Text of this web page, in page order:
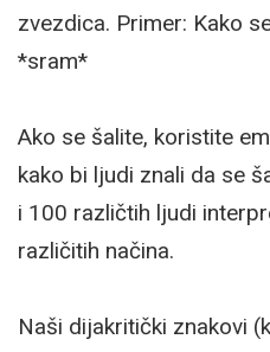
zvezdica. Primer: Kako
*sram*
Ako se šalite, koristite
kako bi ljudi znali da se
i 100 različtih ljudi
različitih načina.
Naši dijakritički znakovi